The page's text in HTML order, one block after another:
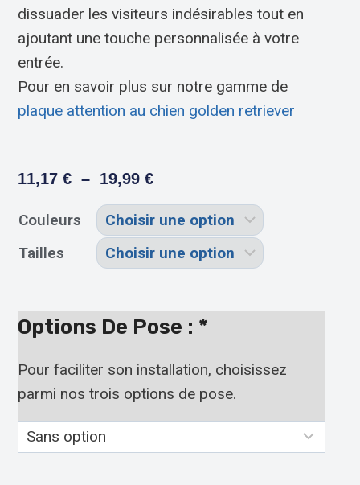
dissuader les visiteurs indésirables tout en
ajoutant une touche personnalisée à votre
entrée.
Pour en savoir plus sur notre gamme de
plaque attention au chien golden retriever
11,17€ – 19,99€
Couleurs
Tailles
Options De Pose : *
Pour faciliter son installation, choisissez
parmi nos trois options de pose.